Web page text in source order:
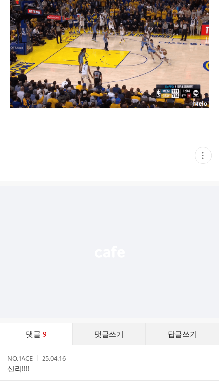
현
재
댓글 9 댓글쓰기 답글쓰기
스
작
성
자
NO.1ACE
작
간
25.04.16
신리!!!!